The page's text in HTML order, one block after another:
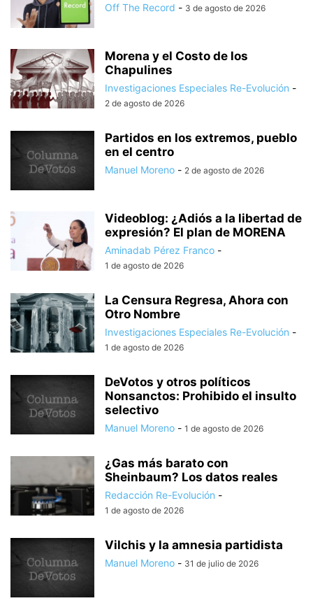
Off The Record - 3 de agosto de 2026
Morena y el Costo de los
Chapulines
Investigaciones Especiales Re-Evolución -
2 de agosto de 2026
Partidos en los extremos, pueblo
en el centro
Manuel Moreno - 2 de agosto de 2026
Videoblog: ¿Adiós a la libertad de
expresión? El plan de MORENA
Aminadab Pérez Franco -
1 de agosto de 2026
La Censura Regresa, Ahora con
Otro Nombre
Investigaciones Especiales Re-Evolución -
1 de agosto de 2026
DeVotos y otros políticos
Nonsanctos: Prohibido el insulto
selectivo
Manuel Moreno - 1 de agosto de 2026
¿Gas más barato con
Sheinbaum? Los datos reales
Redacción Re-Evolución -
1 de agosto de 2026
Vilchis y la amnesia partidista
Manuel Moreno - 31 de julio de 2026